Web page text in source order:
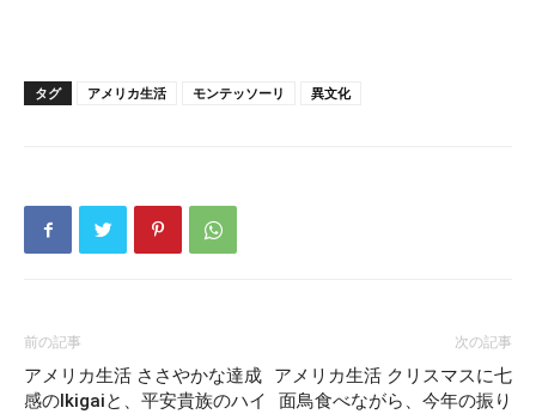
タグ アメリカ生活 モンテッソーリ 異文化
前の記事
アメリカ生活 ささやかな達成
感のIkigaiと、平安貴族のハイ
次の記事
アメリカ生活 クリスマスに七
面鳥食べながら、今年の振り